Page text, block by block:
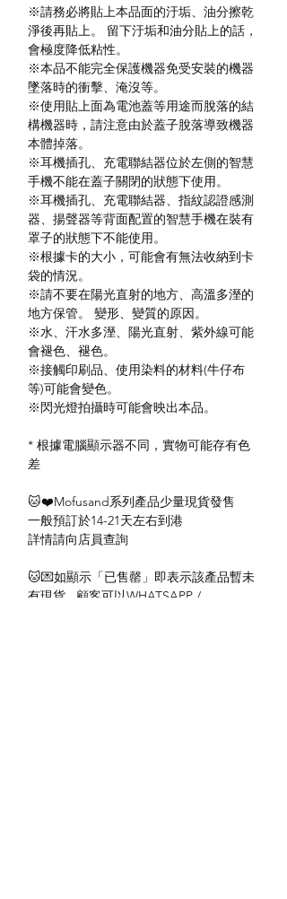
※請務必將貼上本品面的汙垢、油分擦乾
淨後再貼上。 留下汙垢和油分貼上的話，
會極度降低粘性。
※本品不能完全保護機器免受安裝的機器
墜落時的衝擊、淹沒等。
※使用貼上面為電池蓋等用途而脫落的結
構機器時，請注意由於蓋子脫落導致機器
本體掉落。
※耳機插孔、充電聯結器位於左側的智慧
手機不能在蓋子關閉的狀態下使用。
※耳機插孔、充電聯結器、指紋認證感測
器、揚聲器等背面配置的智慧手機在裝有
罩子的狀態下不能使用。
※根據卡的大小，可能會有無法收納到卡
袋的情況。
※請不要在陽光直射的地方、高溫多溼的
地方保管。 變形、變質的原因。
※水、汗水多溼、陽光直射、紫外線可能
會褪色、褪色。
※接觸印刷品、使用染料的材料(牛仔布
等)可能會變色。
※閃光燈拍攝時可能會映出本品。
* 根據電腦顯示器不同，實物可能存有色
差
🐱❤️Mofusand系列產品少量現貨發售
一般預訂於14-21天左右到港
詳情請向店員查詢
🐱💌如顯示「已售罄」即表示該產品暫未
有現貨 , 顧客可以WHATSAPP /